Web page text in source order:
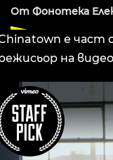
От Фонотека
е част
на